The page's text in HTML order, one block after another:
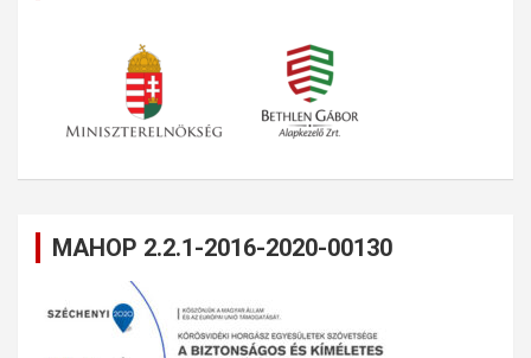
MAHOP 2.2.1-2016-2020-00130